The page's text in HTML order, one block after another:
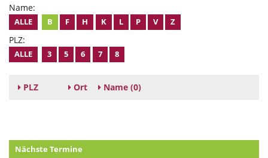
Name:
ALLE B F H K L P V Z
PLZ:
ALLE 3 5 6 7 8
PLZ Ort Name (0)
Nächste Termine